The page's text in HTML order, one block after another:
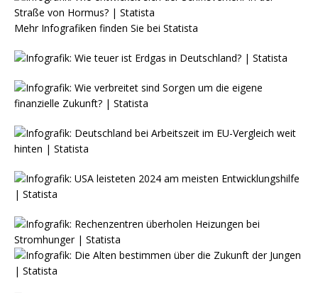
Mehr Infografiken finden Sie bei Statista